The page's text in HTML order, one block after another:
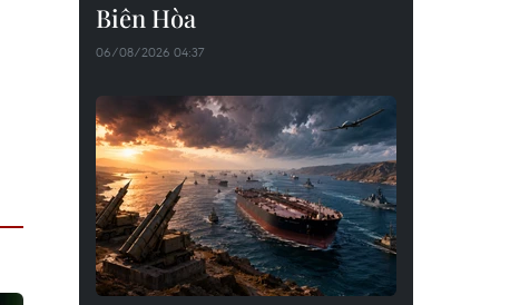
Biên Hòa
06/08/2026 04:37